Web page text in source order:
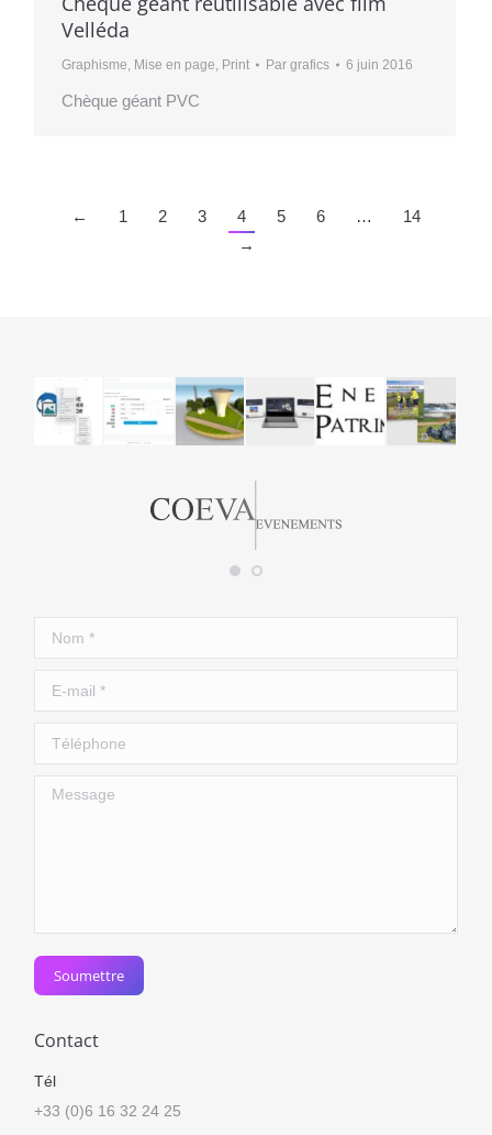
Velléda
Graphisme Mise en page Print Pargrafics 6 juin 2016
Chèque géant PVC
← 1 2 3 4 5 6 …
14
→
Nom *
E-mail *
Téléphone
Message
Soumettre
Contact
Tél
+33 (0)6 16 32 24 25